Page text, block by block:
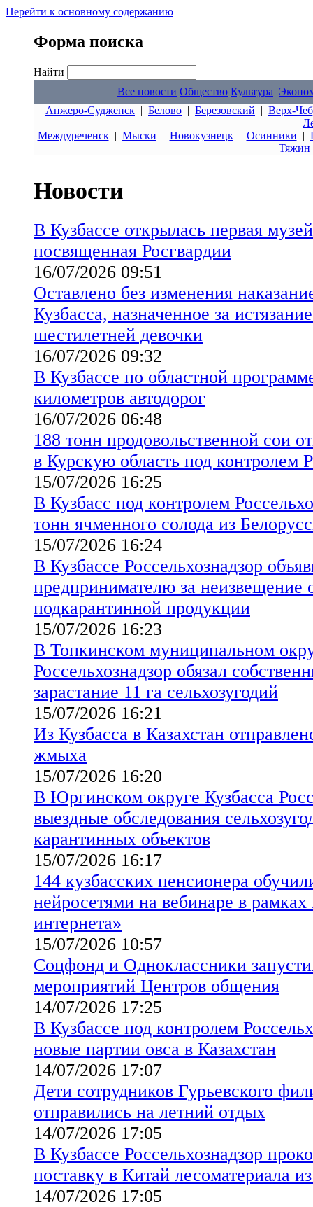
Перейти к основному содержанию
Форма поиска
Найти
Все новости Общество Культура
Анжеро-Судженск | Белово | Березовский | Верх-
Междуреченск| Мыски | Новокузнецк| Осинники |
Тяжин
Новости
В Кузбассе открылась первая
посвященная Росгвардии
16/07/2026 09:51
Оставлено без изменения
Кузбасса, назначенное за
шестилетней девочки
16/07/2026 09:32
В Кузбассе по областной
километров автодорог
16/07/2026 06:48
188 тонн продовольственной сои
в Курскую область под контролем
15/07/2026 16:25
В Кузбасс под контролем
тонн ячменного солода из
15/07/2026 16:24
В Кузбассе Россельхознадзор
предпринимателю за неизвещение
подкарантинной продукции
15/07/2026 16:23
В Топкинском муниципальном
Россельхознадзор обязал
зарастание 11 га сельхозугодий
15/07/2026 16:21
Из Кузбасса в Казахстан
жмыха
15/07/2026 16:20
В Юргинском округе Кузбасса
выездные обследования
карантинных объектов
15/07/2026 16:17
144 кузбасских пенсионера
нейросетями на вебинаре в рамках
интернета»
15/07/2026 10:57
Соцфонд и Одноклассники
мероприятий Центров общения
14/07/2026 17:25
В Кузбассе под контролем
новые партии овса в Казахстан
14/07/2026 17:07
Дети сотрудников Гурьевского
отправились на летний отдых
14/07/2026 17:05
В Кузбассе Россельхознадзор
поставку в Китай лесоматериала
14/07/2026 17:05